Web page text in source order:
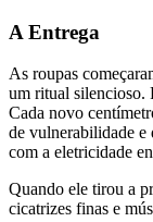
A Entrega
As roupas
um ritual silencioso.
Cada novo
de vulnerabilidade e
com a eletricidade
Quando ele tirou a
cicatrizes finas e